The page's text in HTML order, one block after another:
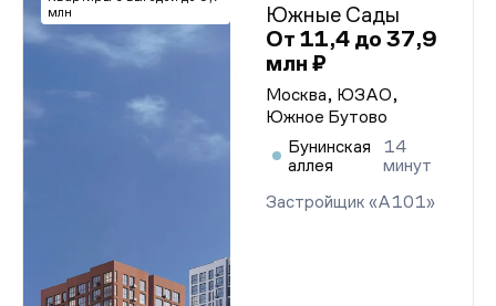
млн
Южные Сады
От 11,4 до 37,9
млн ₽
Москва, ЮЗАО,
Южное Бутово
Бунинская
аллея
14
минут
Застройщик «А101»